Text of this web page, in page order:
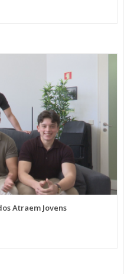
Atraem Jovens